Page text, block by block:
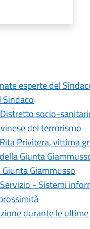
esperte del
socio-
del terrorismo
Privitera, vittima
Giunta
Giammusso
- Sistemi
durante le